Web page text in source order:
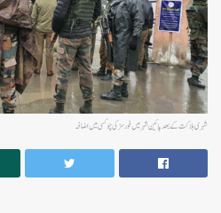
شہری ہلاکت کے بعد پائین شہر میں فورسز کی چوکسی میں اضافہ